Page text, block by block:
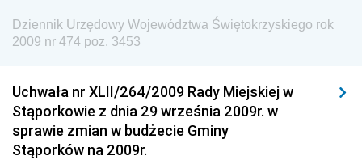
Dziennik Urzędowy Ministra Energii
Dziennik Urzędowy Ministra Finansów
Dziennik Urzędowy Ministra Rozwoju i Finansów
Dziennik Urzędowy Wyższego Urzędu Górniczego
Dziennik Urzędowy Prezesa Urzędu Transportu
Dziennik Urzędowy Województwa Świętokrzyskiego rok
2009 nr 474 poz. 3453
Uchwała nr XLII/264/2009 Rady Miejskiej w
Stąporkowie z dnia 29 września 2009r. w
sprawie zmian w budżecie Gminy
Stąporków na 2009r.